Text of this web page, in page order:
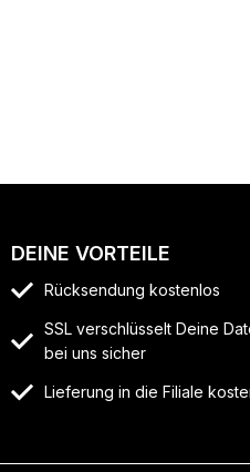
DEINE VORTEILE
Rücksendung kostenlos
SSL verschlüsselt Deine
bei uns sicher
Lieferung in die Filiale